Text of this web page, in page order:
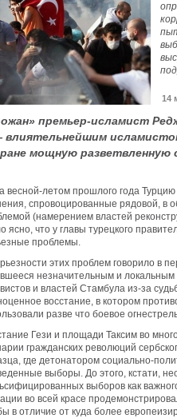
14
премьер-исламист
влиятельнейшим
мощную разветвленную
весной-летом прошлого года
спровоцированные рядовой, в
(намерением властей
ясно, что у главы турецкого
проблемы.
этих проблем говорило в
незначительным и локальным
и властей Стамбула из-за
восстание, в котором
разве что боевое
Гези и площади Таксим во
гражданских революций
где детонатором социально-
выборы. До этого, кстати,
выборов как
во всей красе
в отличие от куда более